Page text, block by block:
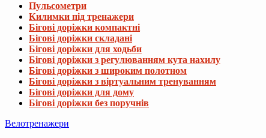
Пульсометри
Килимки під тренажери
Бігові доріжки компактні
Бігові доріжки складані
Бігові доріжки для ходьби
Бігові доріжки з регулюванням кута нахилу
Бігові доріжки з широким полотном
Бігові доріжки з віртуальним тренуванням
Бігові доріжки для дому
Бігові доріжки без поручнів
Велотренажери